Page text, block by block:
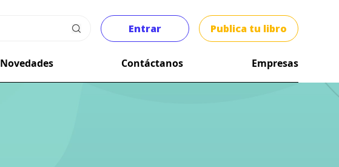
Entrar Publica tu libro
Novedades Contáctanos Empresas